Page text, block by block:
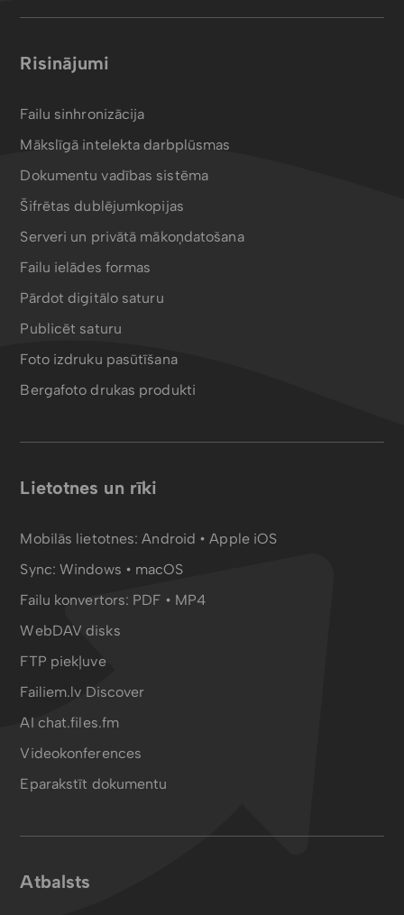
Risinājumi
Failu sinhronizācija
Mākslīgā intelekta darbplūsmas
Dokumentu vadības sistēma
Šifrētas dublējumkopijas
Serveri un privātā mākoņdatošana
Failu ielādes formas
Pārdot digitālo saturu
Publicēt saturu
Foto izdruku pasūtīšana
Bergafoto drukas produkti
Lietotnes un rīki
Mobilās lietotnes:Android •Apple iOS
Sync:Windows • macOS
Failu konvertors: PDF • MP4
WebDAV disks
FTP piekļuve
Failiem.lv Discover
AI chat.files.fm
Videokonferences
Eparakstīt dokumentu
Atbalsts